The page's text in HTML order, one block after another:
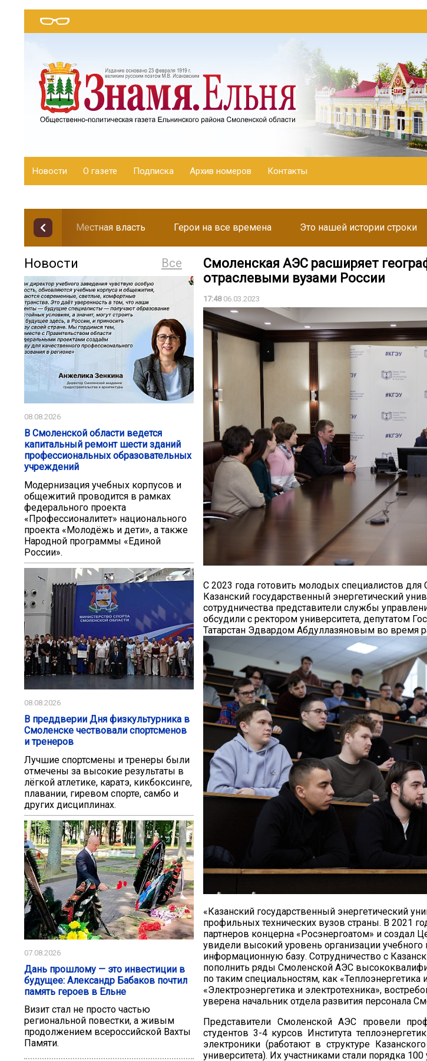
Новости О газете Подписка Архив номеров Контакты
Местная власть Герои на все времена Это нашей истории строки
Все
Новости
08.08.2026
В Смоленской области ведется
капитальный ремонт шести зданий
профессиональных образовательных
учреждений
Модернизация учебных корпусов и
общежитий проводится в рамках
федерального проекта
«Профессионалитет» национального
проекта «Молодёжь и дети», а также
Народной программы «Единой
России».
08.08.2026
В преддверии Дня физкультурника в
Смоленске чествовали спортсменов
и тренеров
Лучшие спортсмены и тренеры были
отмечены за высокие результаты в
лёгкой атлетике, каратэ, кикбоксинге,
плавании, гиревом спорте, самбо и
других дисциплинах.
07.08.2026
Дань прошлому — это инвестиции в
будущее: Александр Бабаков почтил
память героев в Ельне
Визит стал не просто частью
региональной повестки, а живым
продолжением всероссийской Вахты
Памяти.
Смоленская АЭС расширяет
отраслевыми вузами России
17:4806.03.2023
С 2023 года готовить молодых специалистов
Казанский государственный энергетический
сотрудничества представители службы
обсудили с ректором университета, депутатом
Татарстан Эдвардом Абдуллазяновым во время
«Казанский государственный энергетический
профильных технических вузов страны. В 2021
партнеров концерна «Росэнергоатом» и создал
увидели высокий уровень организации
информационную базу. Сотрудничество с
пополнить ряды Смоленской АЭС
по таким специальностям, как «Теплоэнергетика
«Электроэнергетика и электротехника»,
уверена начальник отдела развития персонала
Представители Смоленской АЭС провели
студентов 3-4 курсов Института
электроники (работают в структуре
университета). Их участниками стали порядка